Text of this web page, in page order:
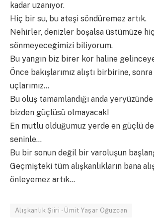
kadar uzanıyor.
Hiç bir su, bu ateşi söndüremez artık.
Nehirler, denizler boşalsa üstümüze hiç
sönmeyeceğimizi biliyorum.
Bu yangın biz birer kor haline
Önce bakışlarımız alıştı birbirine,
uçlarımız…
Bu oluş tamamlandığı anda yeryüzünde
bizden güçlüsü olmayacak!
En mutlu olduğumuz yerde en güçlü de
seninle…
Bu bir sonun değil bir varoluşun
Geçmişteki tüm alışkanlıkların bana
önleyemez artık…
Alışkanlık Şiiri - Ümit Yaşar Oğuzcan